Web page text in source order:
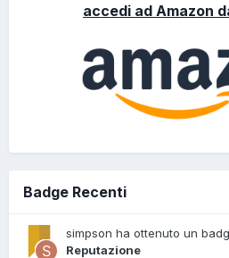
accedi ad Amazon
Badge Recenti
simpson ha ottenuto un
Reputazione